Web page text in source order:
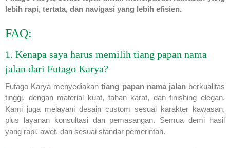
lebih rapi, tertata, dan navigasi yang lebih efisien.
FAQ:
1. Kenapa saya harus memilih tiang papan nama
jalan dari Futago Karya?
Futago Karya menyediakantiang papan nama jalanberkualitas
tinggi, dengan material kuat, tahan karat, dan finishing elegan.
Kami juga melayani desain custom sesuai karakter kawasan,
plus layanan konsultasi dan pemasangan. Semua demi hasil
yang rapi, awet, dan sesuai standar pemerintah.